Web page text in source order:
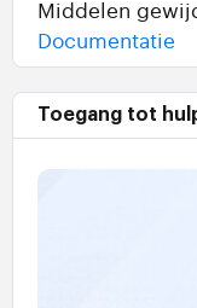
Middelen
Documentatie
Toegang tot